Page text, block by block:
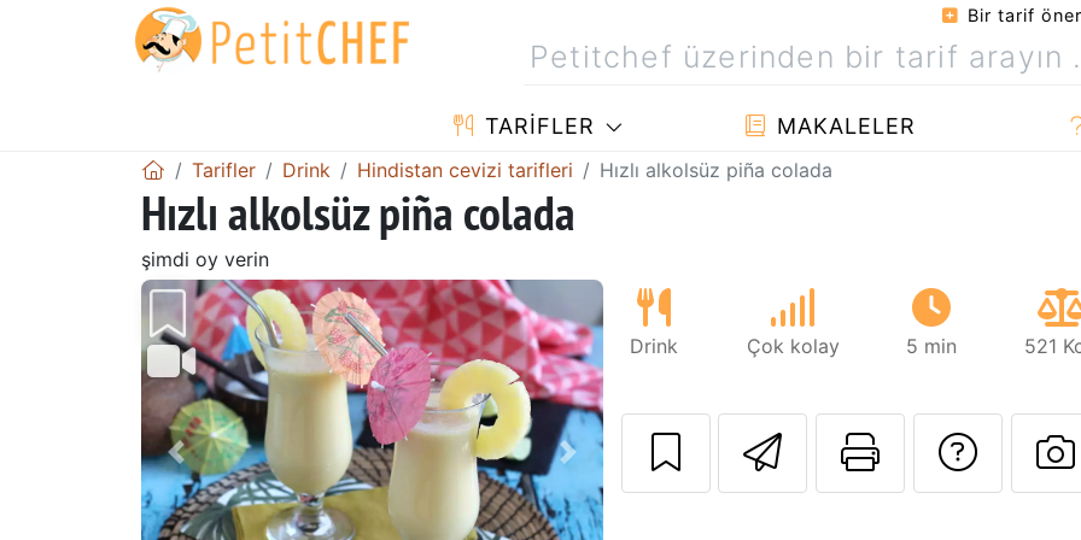
Bir tarif
TARIFLER MAKALELER
Tarifler Drink Hindistan cevizi tarifleri Hızlı alkolsüz piña colada
Hızlı alkolsüz piña colada
şimdi oy verin
Önceki Sonraki
Drink Çok kolay 5 min 521
Arkadaşına
Bu